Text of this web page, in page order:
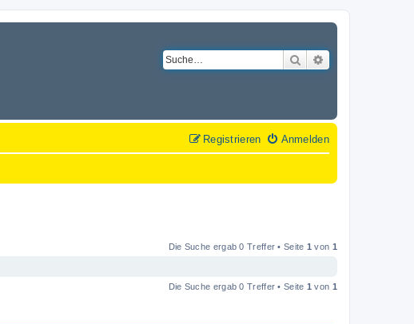
Suche
Anmelden
Registrieren
Die Suche ergab 0 Treffer • Seite 1 von 1
Die Suche ergab 0 Treffer • Seite 1 von 1